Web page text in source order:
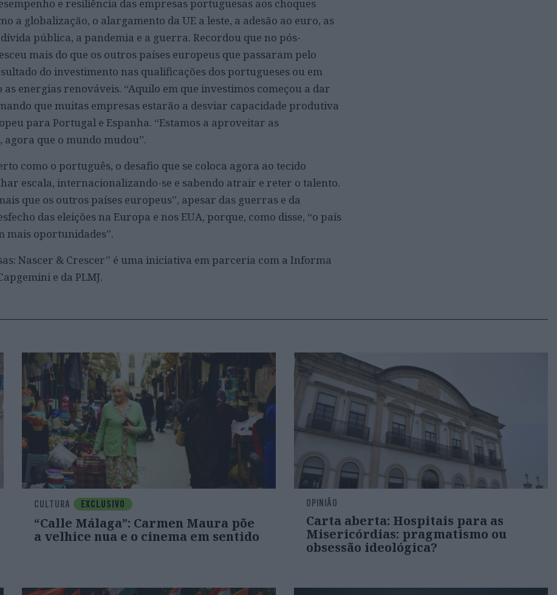
e resiliência das empresas portuguesas aos choques
a globalização, o alargamento da UE a leste, a adesão ao euro, as
pública, a pandemia e a guerra. Recordou que no pós-
mais do que os outros países europeus que passaram pelo
do investimento nas qualificações dos portugueses ou em
energias renováveis. “Aquilo em que investimos começou a dar
que muitas empresas estarão a desviar capacidade produtiva
para Portugal e Espanha. “Estamos a aproveitar as
que o mundo mudou”.
como o português, o desafio que se coloca agora ao tecido
escala, internacionalizando-se e sabendo atrair e reter o talento.
que os outros países europeus”, apesar das guerras e da
das eleições na Europa e nos EUA, porque, como disse, “o país
mais oportunidades”.
Nascer & Crescer” é uma iniciativa em parceria com a Informa
e da PLMJ.
CULTURA EXCLUSIVO
“Calle Málaga”: Carmen Maura põe
a velhice nua e o cinema em sentido
OPINIÃO
Carta aberta: Hospitais para as
Misericórdias: pragmatismo ou
obsessão ideológica?